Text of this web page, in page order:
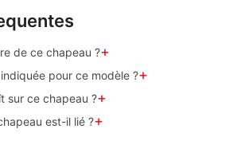
de ce chapeau ?+
pour ce modèle ?+
sur ce chapeau ?+
est-il lié ?+